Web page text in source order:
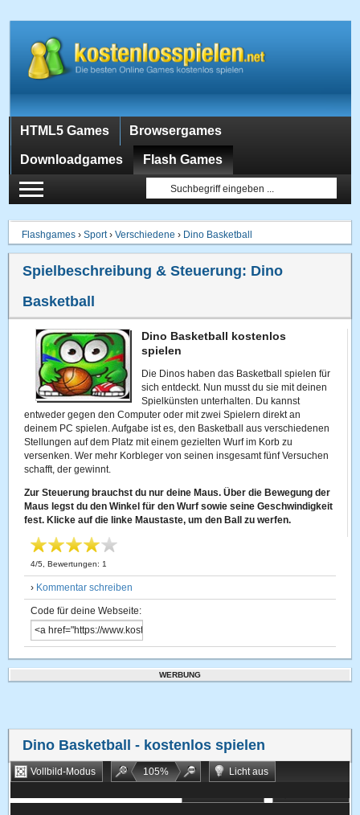
HTML5 Games Browsergames
Downloadgames Flash Games
Flashgames ›Sport›Verschiedene › Dino Basketball
Spielbeschreibung & Steuerung: Dino
Basketball
Dino Basketball kostenlos
spielen
Die Dinos haben das Basketball spielen für
sich entdeckt. Nun musst du sie mit deinen
Spielkünsten unterhalten. Du kannst
entweder gegen den Computer oder mit zwei Spielern direkt an
deinem PC spielen. Aufgabe ist es, den Basketball aus verschiedenen
Stellungen auf dem Platz mit einem gezielten Wurf im Korb zu
versenken. Wer mehr Korbleger von seinen insgesamt fünf Versuchen
schafft, der gewinnt.
Zur Steuerung brauchst du nur deine Maus. Über die Bewegung der
Maus legst du den Winkel für den Wurf sowie seine Geschwindigkeit
fest. Klicke auf die linke Maustaste, um den Ball zu werfen.
4/5 , Bewertungen: 1
› Kommentar schreiben
Code für deine Webseite:
WERBUNG
Dino Basketball - kostenlos spielen
Vollbild-Modus 105%
Licht aus